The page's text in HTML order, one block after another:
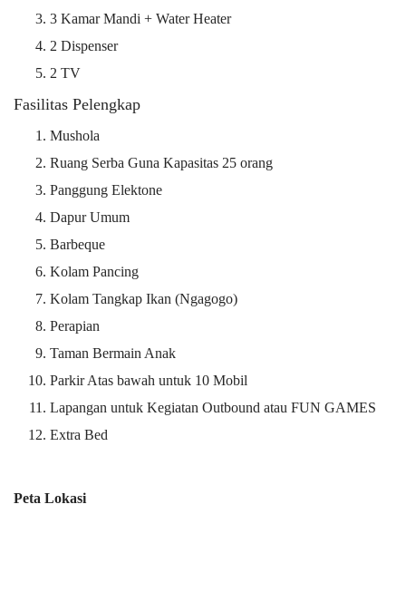
3 Kamar Mandi + Water Heater
2 Dispenser
2 TV
Fasilitas Pelengkap
Mushola
Ruang Serba Guna Kapasitas 25 orang
Panggung Elektone
Dapur Umum
Barbeque
Kolam Pancing
Kolam Tangkap Ikan (Ngagogo)
Perapian
Taman Bermain Anak
Parkir Atas bawah untuk 10 Mobil
Lapangan untuk Kegiatan Outbound atau FUN GAMES
Extra Bed
Peta Lokasi